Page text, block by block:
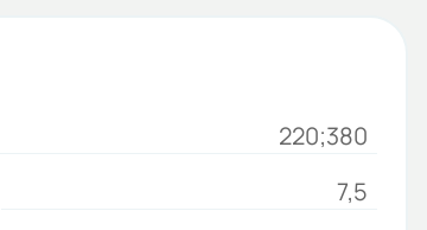
220;380
7,5